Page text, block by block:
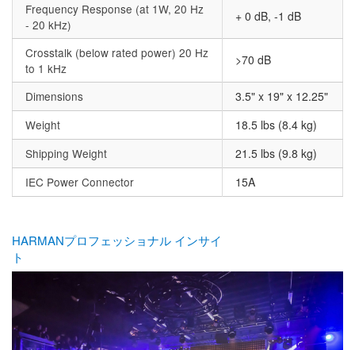
Frequency Response (at 1W, 20 Hz
- 20 kHz)
+ 0 dB, -1 dB
Crosstalk (below rated power) 20 Hz
to 1 kHz
>70 dB
Dimensions
3.5" x 19" x 12.25"
Weight
18.5 lbs (8.4 kg)
Shipping Weight
21.5 lbs (9.8 kg)
IEC Power Connector
15A
HARMANプロフェッショナル インサイ
ト